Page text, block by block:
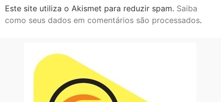
Este site utiliza o Akismet para reduzir spam. Saiba
como seus dados em comentários são processados.